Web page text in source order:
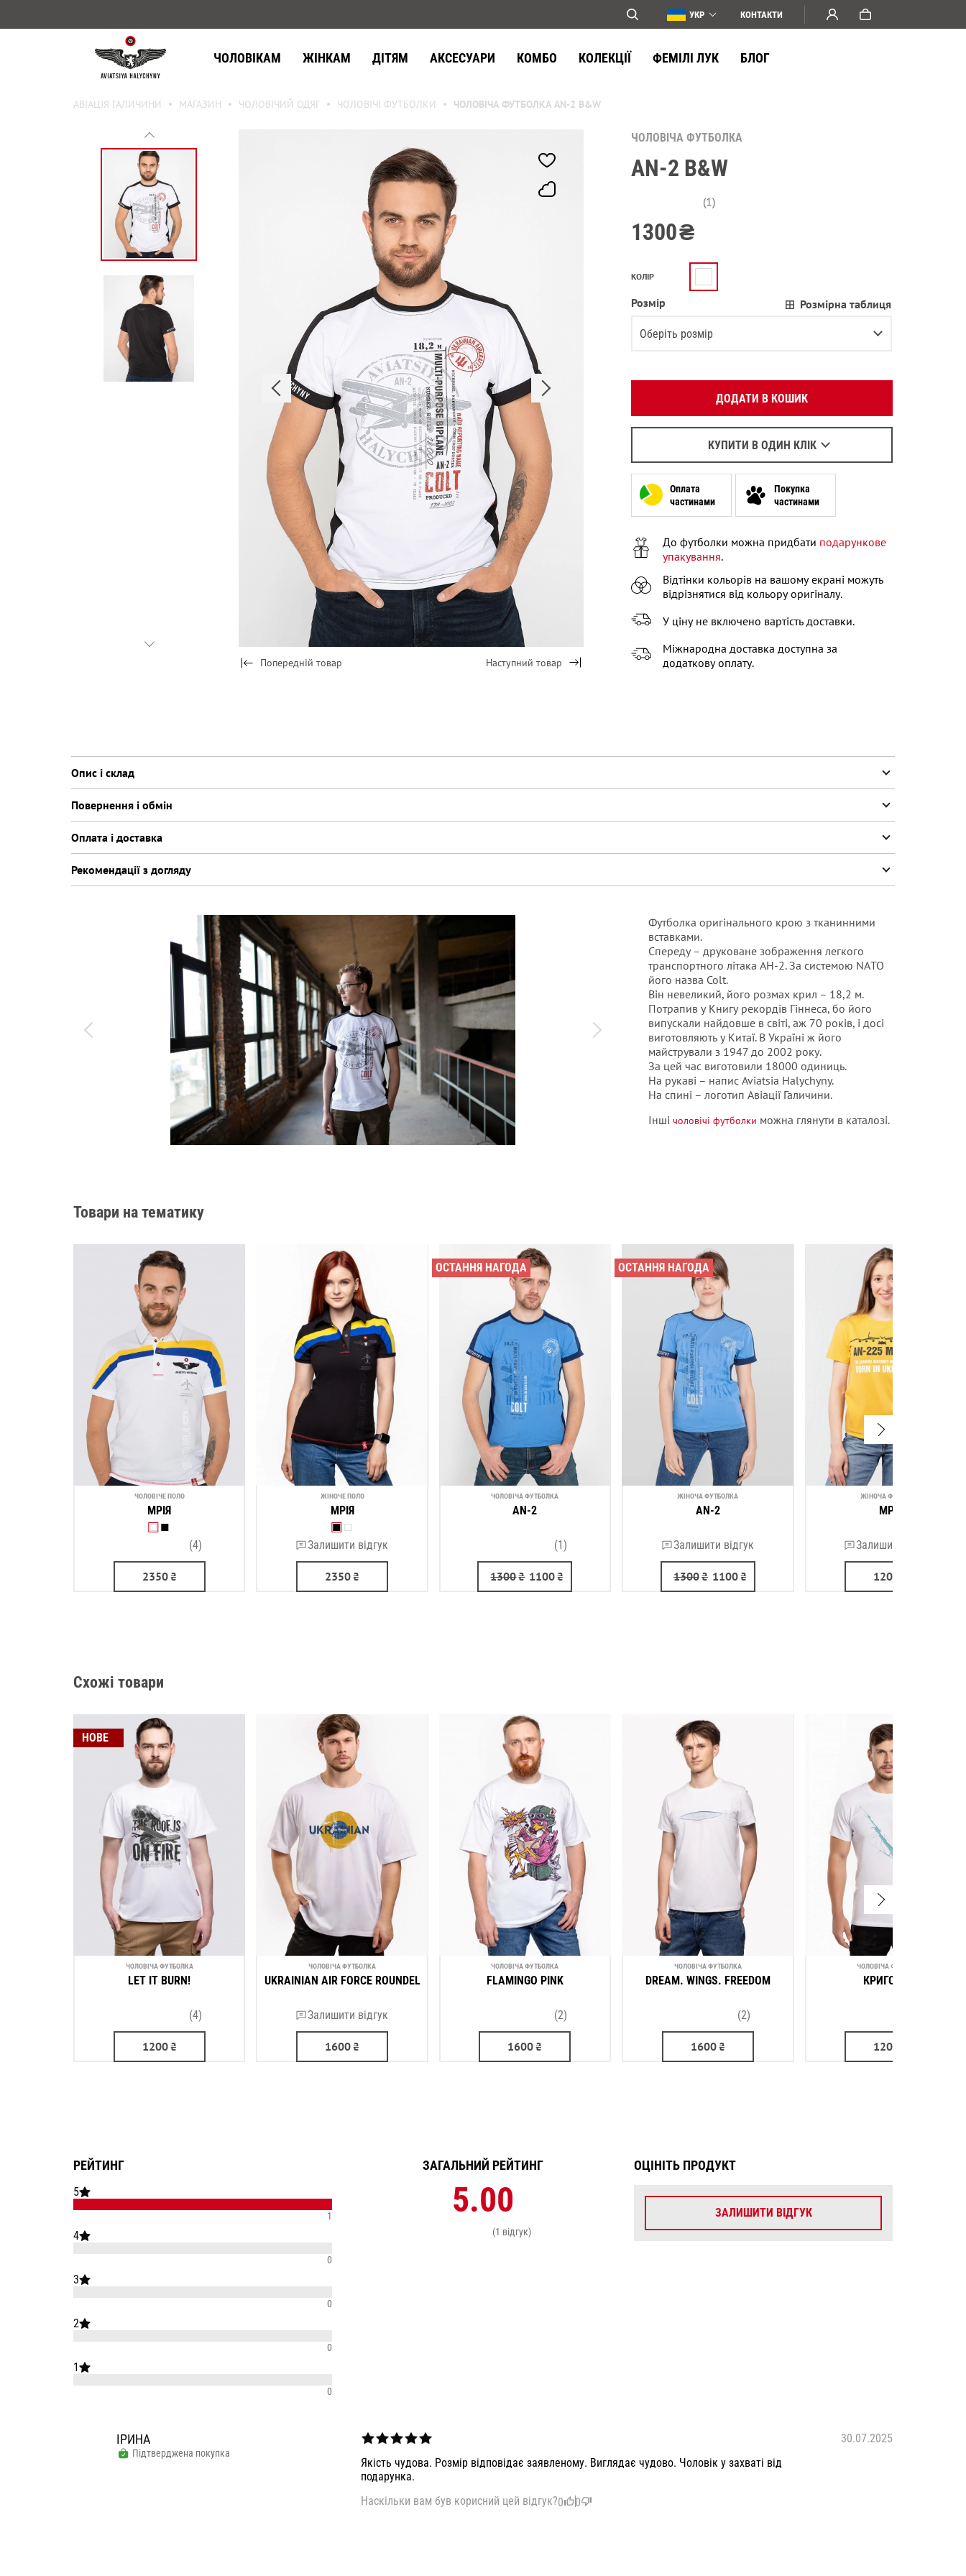
УКР КОНТАКТИ
ЧОЛОВІКАМ ЖІНКАМ ДІТЯМ АКСЕСУАРИ КОМБО КОЛЕКЦІЇ ФЕМІЛІ ЛУК БЛОГ
АВІАЦІЯ ГАЛИЧИНИ МАГАЗИН ЧОЛОВІЧИЙ ОДЯГ ЧОЛОВІЧІ ФУТБОЛКИ ЧОЛОВІЧА ФУТБОЛКА AN-2 B&W
Попередній товар Наступний товар
ЧОЛОВІЧА ФУТБОЛКА
AN-2 B&W
(1)
1300₴
КОЛІР
Розмір Розмірна таблиця
Оберіть розмір
Залишилося
M
Залишилося
XL Залишилося
XXL Залишилося
ДОДАТИ В КОШИК
КУПИТИ В ОДИН КЛІК
Зателефонувати
Написати у WhatsApp
Оплата
частинами
Покупка
частинами
До футболки можна придбати подарункове
упакування.
Відтінки кольорів на вашому екрані можуть
відрізнятися від кольору оригіналу.
У ціну не включено вартість доставки.
Міжнародна доставка доступна за
додаткову оплату.
Опис і склад
Повернення і обмін
Оплата і доставка
Рекомендації з догляду
Футболка оригінального крою з тканинними
вставками.
Спереду – друковане зображення легкого
транспортного літака АН-2. За системою NAТО
його назва Colt.
Він невеликий, його розмах крил – 18,2 м.
Потрапив у Книгу рекордів Гіннеса, бо його
випускали найдовше в світі, аж 70 років, і досі
виготовляють у Китаї. В Україні ж його
майстрували з 1947 до 2002 року.
За цей час виготовили 18000 одиниць.
На рукаві – напис Aviatsia Halychyny.
На спині – логотип Авіації Галичини.
Інші чоловічі футболки можна глянути в каталозі.
Товари на тематику
ЧОЛОВІЧЕ ПОЛО
МРІЯ
(4)
2350₴
ЖІНОЧЕ ПОЛО
МРІЯ
Залишити відгук
2350₴
ОСТАННЯ НАГОДА
ЧОЛОВІЧА ФУТБОЛКА
AN-2
(1)
1300₴ 1100₴
ОСТАННЯ НАГОДА
ЖІНОЧА ФУТБОЛКА
AN-2
Залишити відгук
1300₴ 1100₴
ЖІНОЧА ФУТБОЛКА
МРІЯ
Залишити відгук
1200
Схожі товари
НОВЕ
ЧОЛОВІЧА ФУТБОЛКА
LET IT BURN!
(4)
1200₴
ЧОЛОВІЧА ФУТБОЛКА
UKRAINIAN AIR FORCE ROUNDEL
Залишити відгук
1600₴
ЧОЛОВІЧА ФУТБОЛКА
FLAMINGO PINK
(2)
1600₴
ЧОЛОВІЧА ФУТБОЛКА
DREAM. WINGS. FREEDOM
(2)
1600₴
ЧОЛОВІЧА ФУТБОЛКА
КРИГОЛАМ
1200
РЕЙТИНГ
5
1
4
0
3
0
2
0
1
0
ЗАГАЛЬНИЙ РЕЙТИНГ
5.00
(1 відгук)
ОЦІНІТЬ ПРОДУКТ
ЗАЛИШИТИ ВІДГУК
ІРИНА
Підтверджена покупка
30.07.2025
Якість чудова. Розмір відповідає заявленому. Виглядає чудово. Чоловік у захваті від
подарунка.
Наскільки вам був корисний цей відгук?0 0